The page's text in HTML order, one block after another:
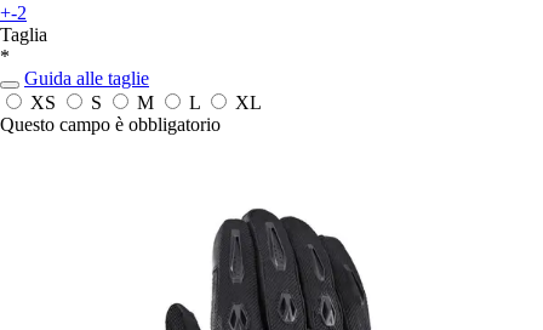
+-2
Taglia
*
Guida alle taglie
XS
S M L
XL
Questo campo è obbligatorio